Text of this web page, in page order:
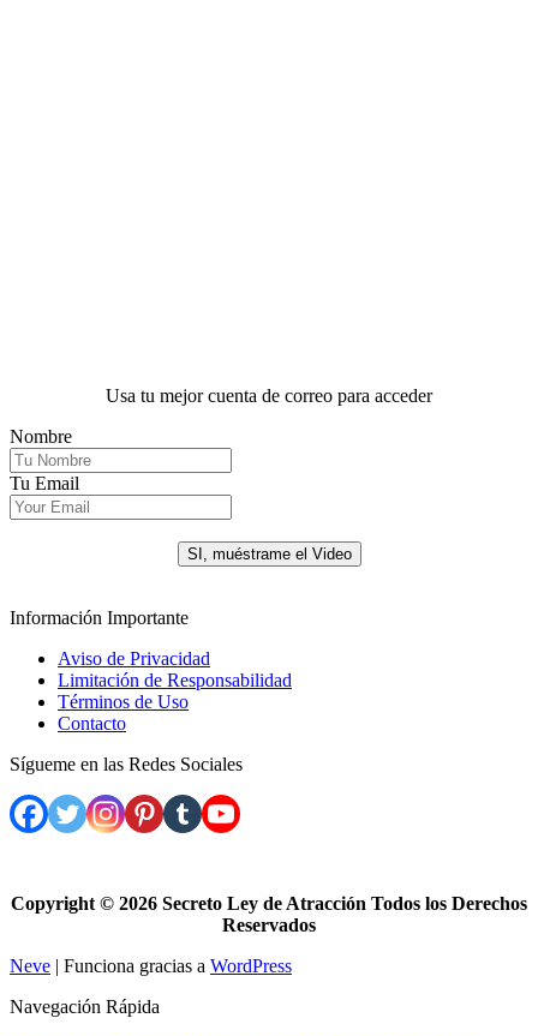
Usa tu mejor cuenta de correo para acceder
Nombre
Tu Email
SI, muéstrame el Video
Información Importante
Aviso de Privacidad
Limitación de Responsabilidad
Términos de Uso
Contacto
Sígueme en las Redes Sociales
Copyright © 2026 Secreto Ley de Atracción Todos los Derechos
Reservados
Neve | Funciona gracias a WordPress
Navegación Rápida